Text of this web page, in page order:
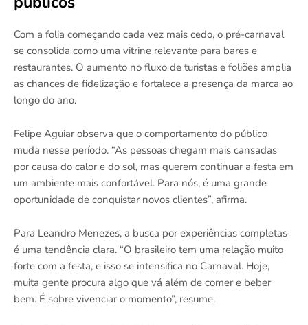
Com a folia começando cada vez mais cedo, o pré-carnaval
se consolida como uma vitrine relevante para bares e
restaurantes. O aumento no fluxo de turistas e foliões amplia
as chances de fidelização e fortalece a presença da marca ao
longo do ano.
Felipe Aguiar observa que o comportamento do público
muda nesse período. “As pessoas chegam mais cansadas
por causa do calor e do sol, mas querem continuar a festa em
um ambiente mais confortável. Para nós, é uma grande
oportunidade de conquistar novos clientes”, afirma.
Para Leandro Menezes, a busca por experiências completas
é uma tendência clara. “O brasileiro tem uma relação muito
forte com a festa, e isso se intensifica no Carnaval. Hoje,
muita gente procura algo que vá além de comer e beber
bem. É sobre vivenciar o momento”, resume.